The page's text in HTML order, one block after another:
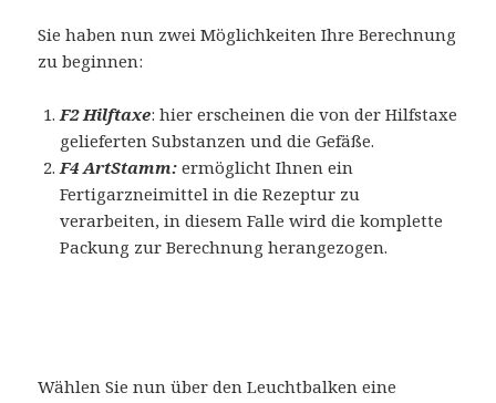
Sie haben nun zwei Möglichkeiten Ihre Berechnung
zu beginnen:
F2 Hilftaxe: hier erscheinen die von der Hilfstaxe
gelieferten Substanzen und die Gefäße.
F4 ArtStamm: ermöglicht Ihnen ein
Fertigarzneimittel in die Rezeptur zu
verarbeiten, in diesem Falle wird die komplette
Packung zur Berechnung herangezogen.
Wählen Sie nun über den Leuchtbalken eine